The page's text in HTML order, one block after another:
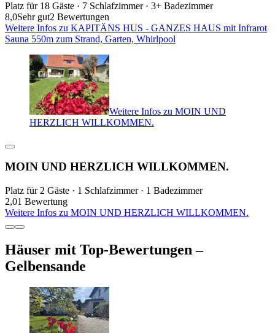
Platz für 18 Gäste · 7 Schlafzimmer · 3+ Badezimmer
8,0Sehr gut2 Bewertungen
Weitere Infos zu KAPITÄNS HUS - GANZES HAUS mit Infrarot
Sauna 550m zum Strand, Garten, Whirlpool
Weitere Infos zu MOIN UND
HERZLICH WILLKOMMEN.
MOIN UND HERZLICH WILLKOMMEN.
Platz für 2 Gäste · 1 Schlafzimmer · 1 Badezimmer
2,01 Bewertung
Weitere Infos zu MOIN UND HERZLICH WILLKOMMEN.
Häuser mit Top-Bewertungen –
Gelbensande